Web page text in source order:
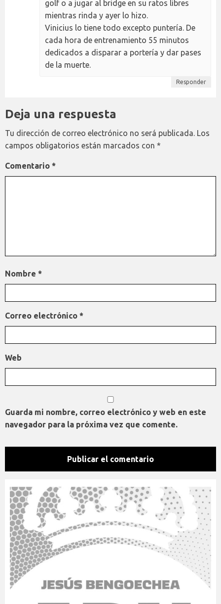
golf o a jugar al bridge en su ratos libres
mientras rinda y ayer lo hizo.
Vinicius lo tiene todo excepto puntería. De
cada hora de entrenamiento 55 minutos
dedicados a disparar a portería y dar pases
de la muerte.
Responder
Deja una respuesta
Tu dirección de correo electrónico no será publicada. Los
campos obligatorios están marcados con *
Comentario *
Nombre *
Correo electrónico *
Web
Guarda mi nombre, correo electrónico y web en este
navegador para la próxima vez que comente.